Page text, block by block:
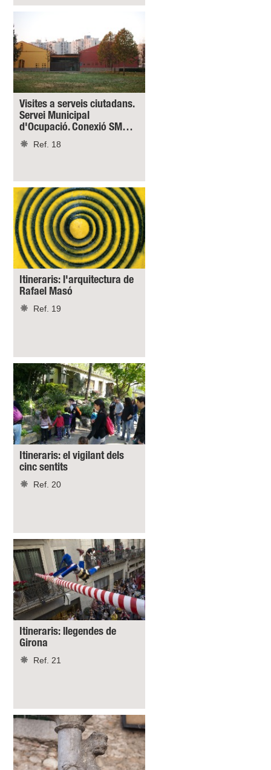
Visites a serveis ciutadans.
Servei Municipal
d'Ocupació. Conexió SM…
Ref. 18
Itineraris: l'arquitectura de
Rafael Masó
Ref. 19
Itineraris: el vigilant dels
cinc sentits
Ref. 20
Itineraris: llegendes de
Girona
Ref. 21